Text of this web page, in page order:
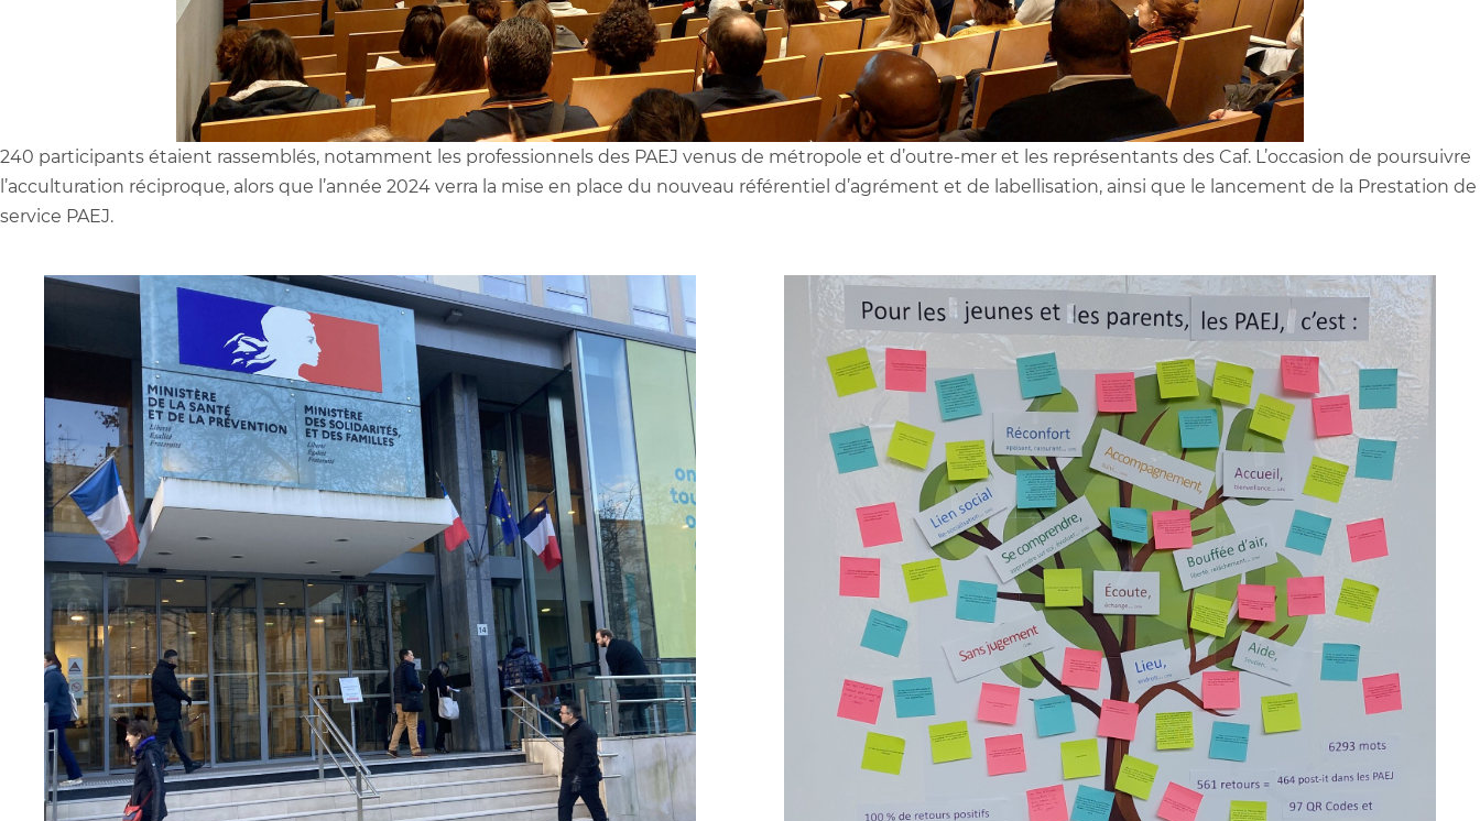
240 participants étaient rassemblés, notamment les professionnels des PAEJ venus de métropole et d’outre-mer et les représentants des Caf. L’occasion de poursuivre
l’acculturation réciproque, alors que l’année 2024 verra la mise en place du nouveau référentiel d’agrément et de labellisation, ainsi que le lancement de la Prestation de
service PAEJ.